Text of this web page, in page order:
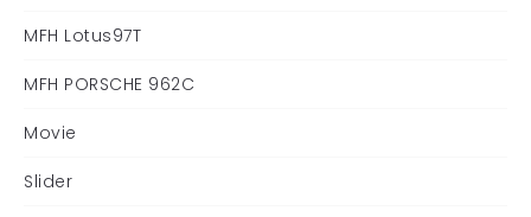
MFH Lotus97T
MFH PORSCHE 962C
Movie
Slider